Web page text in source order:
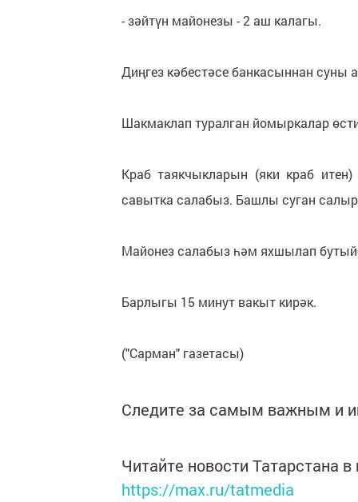
- зәйтүн майонезы - 2 аш калагы.
Диңгез кәбестәсе банкасыннан
Шакмаклап туралган йомыркалар
Краб таякчыкларын (яки краб
савытка салабыз. Башлы суган
Майонез салабыз һәм яхшылап
Барлыгы 15 минут вакыт кирәк.
("Сарман" газетасы)
Следите за самым важным и
Читайте новости Татарстана
https://max.ru/tatmedia